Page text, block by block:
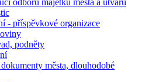
odboru majetku města a útvaru
- příspěvkové organizace
podněty
města, dlouhodobé